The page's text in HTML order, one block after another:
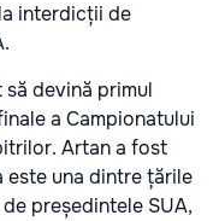
interdicții de
devină primul
a Campionatului
Artan a fost
este una dintre țările
președintele SUA,